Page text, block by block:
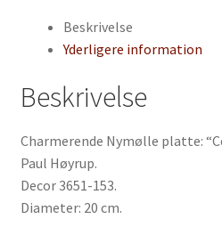
Beskrivelse
Yderligere information
Beskrivelse
Charmerende Nymølle platte:
Paul Høyrup.
Decor 3651-153.
Diameter: 20 cm.